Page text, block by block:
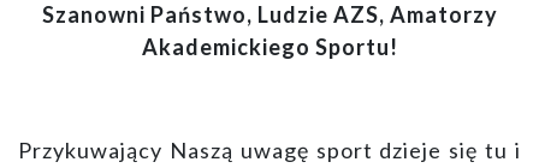
Szanowni Państwo, Ludzie AZS, Amatorzy
Akademickiego Sportu!
Przykuwający Naszą uwagę sport dzieje się tu i